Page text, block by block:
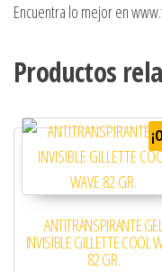
Encuentra lo mejor en
Productos
ANTITRANSPIRANTE
INVISIBLE GILLETTE COOL
82 GR.